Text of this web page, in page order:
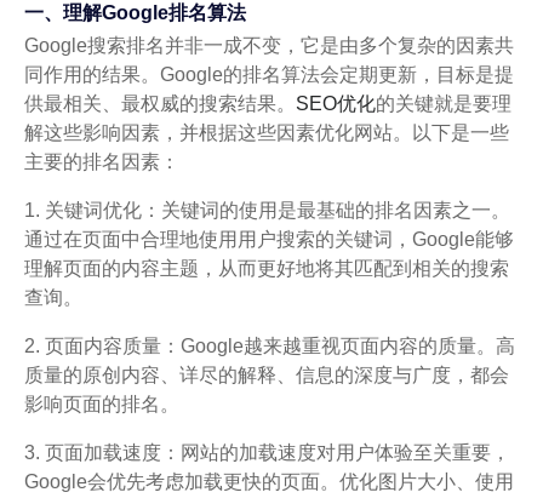
一、理解Google排名算法
Google搜索排名并非一成不变，它是由多个复杂的因素共
同作用的结果。Google的排名算法会定期更新，目标是提
供最相关、最权威的搜索结果。 SEO优化的关键就是要理
解这些影响因素，并根据这些因素优化网站。以下是一些
主要的排名因素：
1. 关键词优化：关键词的使用是最基础的排名因素之一。
通过在页面中合理地使用用户搜索的关键词，Google能够
理解页面的内容主题，从而更好地将其匹配到相关的搜索
查询。
2. 页面内容质量：Google越来越重视页面内容的质量。高
质量的原创内容、详尽的解释、信息的深度与广度，都会
影响页面的排名。
3. 页面加载速度：网站的加载速度对用户体验至关重要，
Google会优先考虑加载更快的页面。优化图片大小、使用